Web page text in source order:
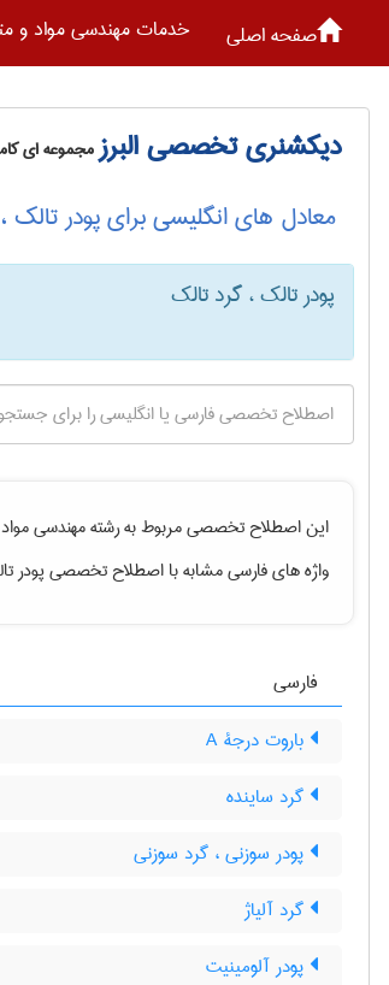
صفحه اصلی خدمات مهندسی مواد و
دیکشنری تخصصی البرزمجموعه ای
معادل های انگلیسی برای پودر تالک
پودر تالک ، گرد تالک
این اصطلاح تخصصی مربوط به رشتهمهندسی
واژه های فارسی مشابه با اصطلاح تخصصیپودر
فارسی
باروت درجۀ A
گرد ساینده
پودر سوزنی ، گرد سوزنی
گرد آلیاژ
پودر آلومینیت